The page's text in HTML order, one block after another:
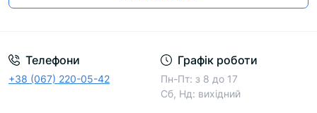
Телефони
+38 (067) 220-05-42
Графік роботи
Пн-Пт: з 8 до 17
Сб, Нд: вихідний